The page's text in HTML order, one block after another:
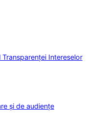
Transparenței Intereselor
și de audiențe